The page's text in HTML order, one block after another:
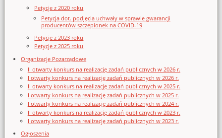
Petycje z 2020 roku
Petycja dot. podjęcia uchwały w sprawie gwarancji
producentów szczepionek na COVID-19
Petycje z 2023 roku
Petycje z 2025 roku
Organizacje Pozarządowe
II otwarty konkurs na realizację zadań publicznych w 2026 r.
I otwarty konkurs na realizację zadań publicznych w 2026 r.
II otwarty konkurs na realizację zadań publicznych w 2025 r.
I otwarty konkurs na realizację zadań publicznych w 2025 r.
I otwarty konkurs na realizację zadań publicznych w 2024 r.
II otwarty konkurs na realizację zadań publicznych w 2023 r.
I otwarty konkurs na realizację zadań publicznych w 2023 r.
Ogłoszenia